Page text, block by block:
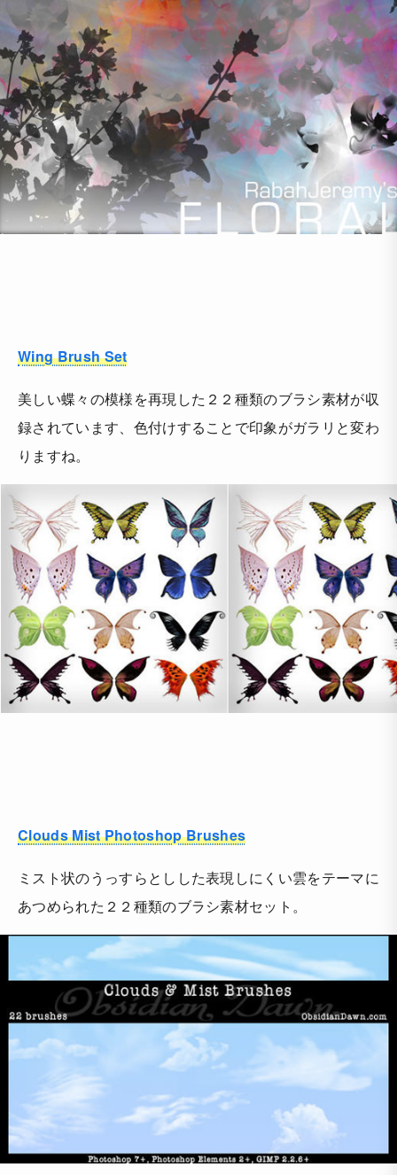
Wing Brush Set
美しい蝶々の模様を再現した２２種類のブラシ素材が収
録されています、色付けすることで印象がガラリと変わ
りますね。
Clouds Mist Photoshop Brushes
ミスト状のうっすらとしした表現しにくい雲をテーマに
あつめられた２２種類のブラシ素材セット。